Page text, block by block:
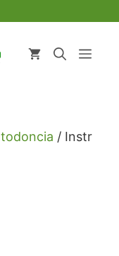
/ Instr